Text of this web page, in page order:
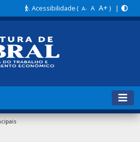
Acessibilidade( A- A A+ ) |